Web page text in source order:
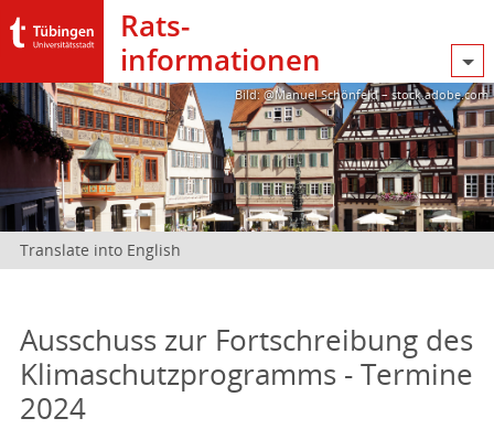
Rats­
informationen
Bild: @Manuel Schönfeld – stock.adobe.com
Translate into English
Ausschuss zur Fortschreibung des
Klimaschutzprogramms - Termine
2024